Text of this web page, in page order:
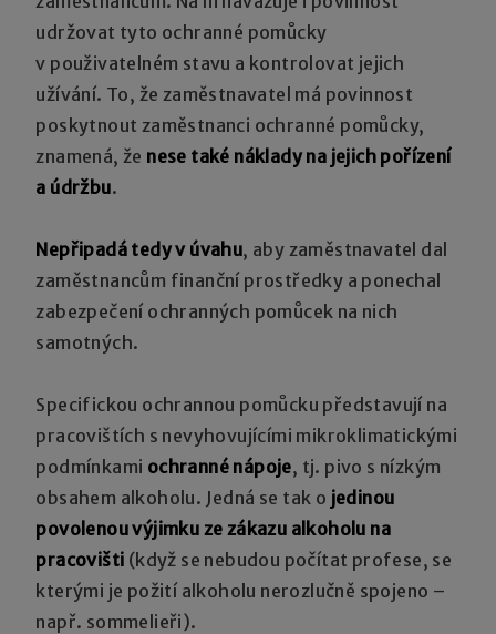
udržovat tyto ochranné pomůcky
v použivatelném stavu a kontrolovat jejich
užívání. To, že zaměstnavatel má povinnost
poskytnout zaměstnanci ochranné pomůcky,
znamená, že nese také náklady na jejich pořízení
a údržbu.
Nepřipadá tedy v úvahu, aby zaměstnavatel dal
zaměstnancům finanční prostředky a ponechal
zabezpečení ochranných pomůcek na nich
samotných.
Specifickou ochrannou pomůcku představují na
pracovištích s nevyhovujícími mikroklimatickými
podmínkami ochranné nápoje, tj. pivo s nízkým
obsahem alkoholu. Jedná se tak o jedinou
povolenou výjimku ze zákazu alkoholu na
pracovišti (když se nebudou počítat profese, se
kterými je požití alkoholu nerozlučně spojeno –
např. sommelieři).